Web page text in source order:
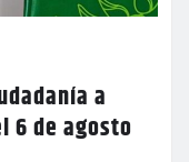
a
6 de agosto